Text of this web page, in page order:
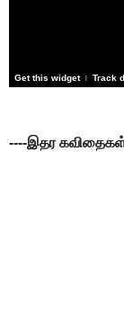
Get this widget | Track
----இதர